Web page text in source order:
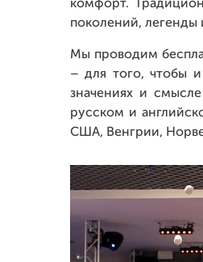
комфорт.
поколений,
Мы проводим
– для того, чтобы
значениях и
русском и
США, Венгрии,